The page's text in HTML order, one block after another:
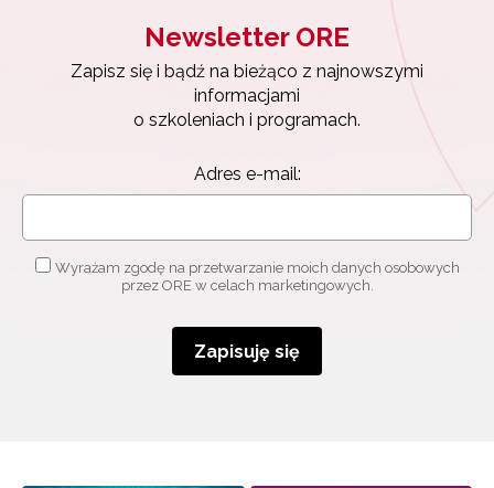
Newsletter ORE
Zapisz się i bądź na bieżąco z najnowszymi
informacjami
o szkoleniach i programach.
Adres e-mail:
Wyrażam zgodę na przetwarzanie moich danych osobowych
przez ORE w celach marketingowych.
Zapisuję się